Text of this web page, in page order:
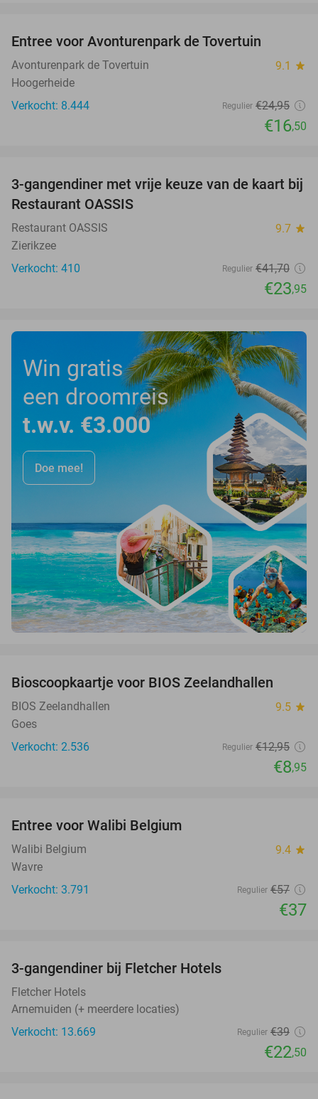
Entree voor Avonturenpark de Tovertuin
Avonturenpark de Tovertuin 9.1 star
Hoogerheide
Verkocht: 8.444
Regulier €24,95
€16,50
43%
3-gangendiner met vrije keuze van de kaart bij
Restaurant OASSIS
Restaurant OASSIS 9.7 star
Zierikzee
Verkocht: 410
Regulier €41,70
€23,95
Win gratis
een droomreis
t.w.v. €3.000
Doe mee!
Bioscoopkaartje voor BIOS Zeelandhallen
BIOS Zeelandhallen 9.5 star
Goes
Verkocht: 2.536
Regulier €12,95
€8,95
Entree voor Walibi Belgium
Walibi Belgium 9.4 star
Wavre
Verkocht: 3.791
Regulier €57
€37
3-gangendiner bij Fletcher Hotels
Fletcher Hotels
Arnemuiden (+ meerdere locaties)
Verkocht: 13.669
Regulier €39
€22,50